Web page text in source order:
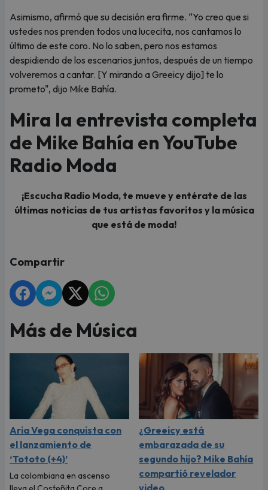
Asimismo, afirmó que su decisión era firme. “Yo creo que si
ustedes nos prenden todos una lucecita, nos cantamos lo
último de este coro. No lo saben, pero nos estamos
despidiendo de los escenarios juntos, después de un tiempo
volveremos a cantar. [Y mirando a Greeicy dijo] te lo
prometo", dijo Mike Bahía.
Mira la entrevista completa
de Mike Bahía en YouTube
Radio Moda
¡Escucha Radio Moda, te mueve y entérate de las
últimas noticias de tus artistas favoritos y la música
que está de moda!
Compartir
Más de Música
Aria Vega conquista con
el lanzamiento de
‘Tototo (+4)’
La colombiana en ascenso
¿Greeicy está
embarazada de su
segundo hijo? Mike Bahía
compartió revelador
video